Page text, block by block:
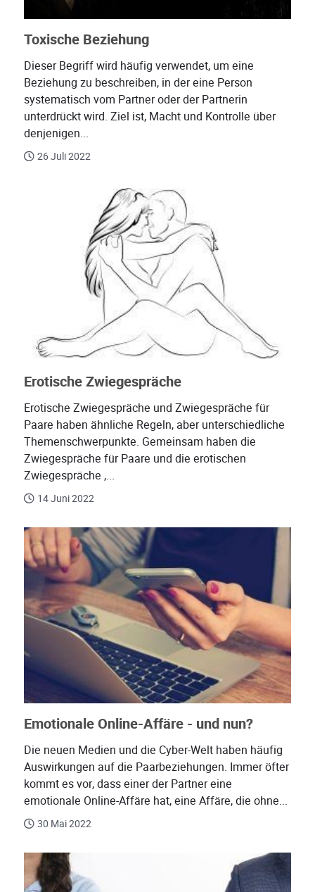
Toxische Beziehung
Dieser Begriff wird häufig verwendet, um eine
Beziehung zu beschreiben, in der eine Person
systematisch vom Partner oder der Partnerin
unterdrückt wird. Ziel ist, Macht und Kontrolle über
denjenigen...
26 Juli 2022
Erotische Zwiegespräche
Erotische Zwiegespräche und Zwiegespräche für
Paare haben ähnliche Regeln, aber unterschiedliche
Themenschwerpunkte. Gemeinsam haben die
Zwiegespräche für Paare und die erotischen
Zwiegespräche ,...
14 Juni 2022
Emotionale Online-Affäre - und nun?
Die neuen Medien und die Cyber-Welt haben häufig
Auswirkungen auf die Paarbeziehungen. Immer öfter
kommt es vor, dass einer der Partner eine
emotionale Online-Affäre hat, eine Affäre, die ohne...
30 Mai 2022